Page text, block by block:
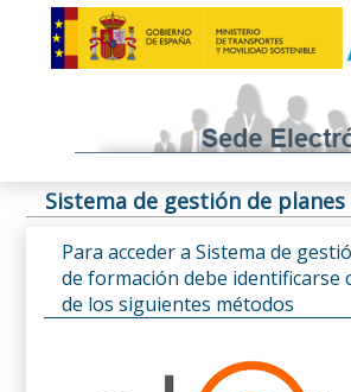
Sistema de gestión de
Para acceder a Sistema de
de formación debe identificarse
de los siguientes métodos